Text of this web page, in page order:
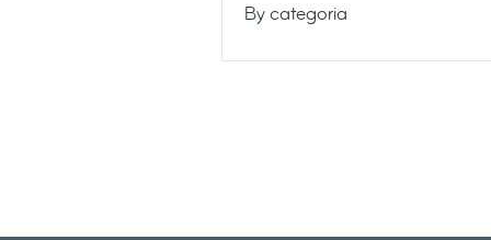
By categoria